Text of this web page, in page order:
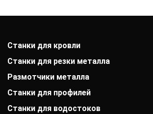
Станки для кровли
Станки для резки металла
Размотчики металла
Станки для профилей
Станки для водостоков